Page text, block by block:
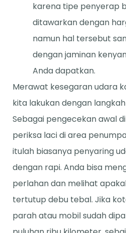
karena tipe penyerap
ditawarkan dengan
namun hal tersebut
dengan jaminan
Anda dapatkan.
Merawat kesegaran udara
kita lakukan dengan
Sebagai pengecekan awal
periksa laci di area
itulah biasanya penyaring
dengan rapi. Anda bisa
perlahan dan melihat
tertutup debu tebal. Jika
parah atau mobil sudah